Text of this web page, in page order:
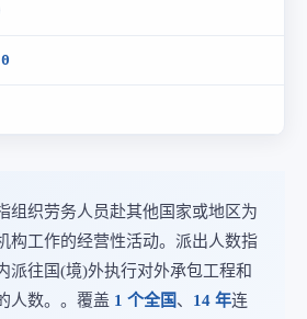
组织劳务人员赴其他国家或地区为
构工作的经营性活动。派出人数指
派往国(境)外执行对外承包工程和
人数。。覆盖 1 个全国、 14 年连